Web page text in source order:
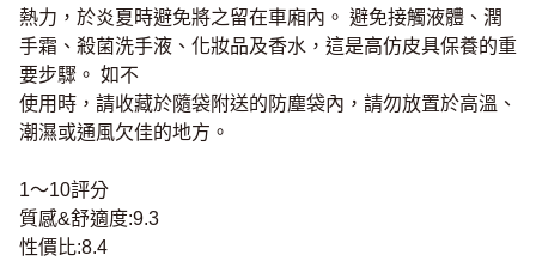
熱力，於炎夏時避免將之留在車廂內。 避免接觸液體、潤
手霜、殺菌洗手液、化妝品及香水，這是高仿皮具保養的重
要步驟。 如不
使用時，請收藏於隨袋附送的防塵袋內，請勿放置於高溫、
潮濕或通風欠佳的地方。
1～10評分
質感&舒適度:9.3
性價比:8.4